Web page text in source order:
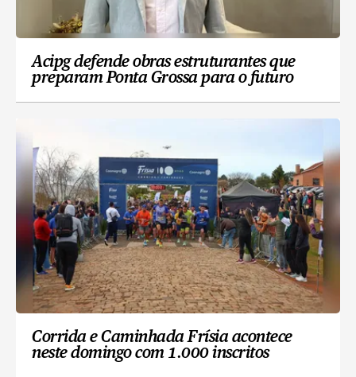
Acipg defende obras estruturantes que
preparam Ponta Grossa para o futuro
Corrida e Caminhada Frísia acontece
neste domingo com 1.000 inscritos